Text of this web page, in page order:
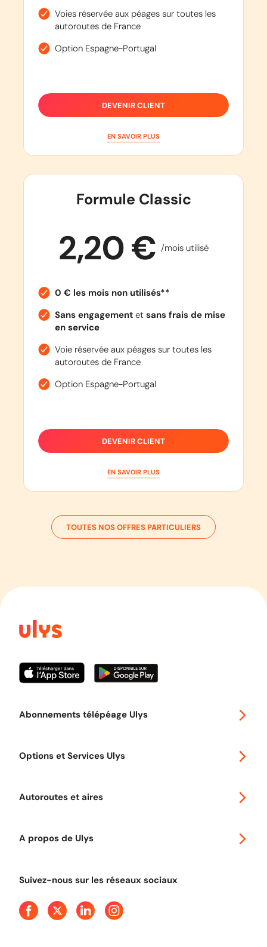
Voies réservée aux péages sur toutes les
autoroutes de France
Option Espagne-Portugal
DEVENIR CLIENT
EN SAVOIR PLUS
Formule Classic
2,20 € /mois utilisé
0 € les mois non utilisés**
Sans engagementet sans frais de mise
en service
Voie réservée aux péages sur toutes les
autoroutes de France
Option Espagne-Portugal
DEVENIR CLIENT
EN SAVOIR PLUS
TOUTES NOS OFFRES PARTICULIERS
Abonnements télépéage Ulys
Options et Services Ulys
Autoroutes et aires
A propos de Ulys
Presse
Suivez-nous sur les réseaux sociaux